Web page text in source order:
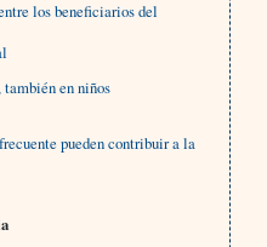
los beneficiarios del
en niños
pueden contribuir a la